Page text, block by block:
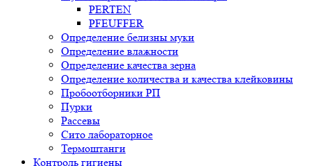
PERTEN
PFEUFFER
Определение белизны муки
Определение влажности
Определение качества зерна
Определение количества и качества клейковины
Пробоотборники РП
Пурки
Рассевы
Сито лабораторное
Термоштанги
Контроль гигиены